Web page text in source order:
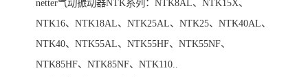
netter气动振动器NTK系列：NTK8AL、NTK15X、
NTK16、NTK18AL、NTK25AL、NTK25、NTK40AL、
NTK40、NTK55AL、NTK55HF、NTK55NF、
NTK85HF、NTK85NF、NTK110..